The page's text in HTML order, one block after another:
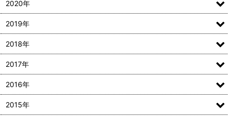
2020年
2019年
2018年
2017年
2016年
2015年